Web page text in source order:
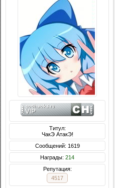
Титул:
ЧакЭ АтакЭ!
Сообщений: 1619
Награды: 214
Репутация:
4517